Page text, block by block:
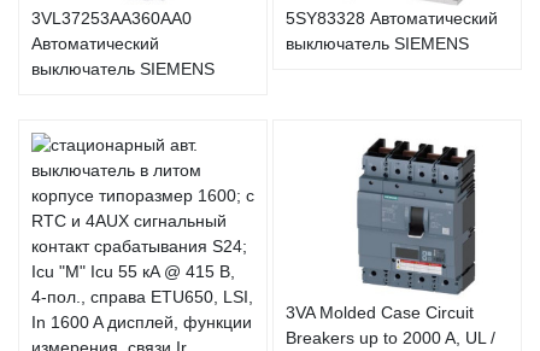
3VL37253AA360AA0
Автоматический
выключатель SIEMENS
5SY83328 Автоматический
выключатель SIEMENS
3VA Molded Case Circuit
Breakers up to 2000 A, UL /